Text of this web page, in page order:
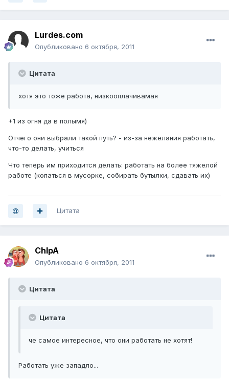
Lurdes.com
Опубликовано 6 октября, 2011
Цитата
хотя это тоже работа, низкооплачивамая
+1 из огня да в полымя)
Отчего они выбрали такой путь? - из-за нежелания работать,
что-то делать, учиться
Что теперь им приходится делать: работать на более тяжелой
работе (копаться в мусорке, собирать бутылки, сдавать их)
Цитата
ChIpA
Опубликовано 6 октября, 2011
Цитата
Цитата
че самое интересное, что они работать не хотят!
Работать уже западло...